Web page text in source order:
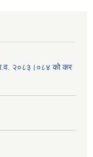
२०८३।०८४ को कर